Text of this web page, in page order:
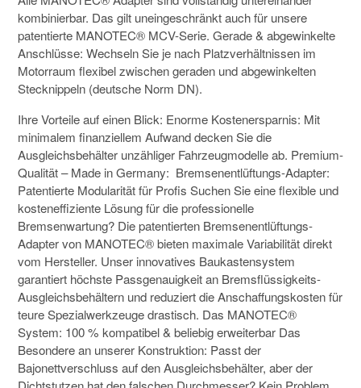
kombinierbar. Das gilt uneingeschränkt auch für unsere
patentierte MANOTEC® MCV-Serie. Gerade & abgewinkelte
Anschlüsse: Wechseln Sie je nach Platzverhältnissen im
Motorraum flexibel zwischen geraden und abgewinkelten
Stecknippeln (deutsche Norm DN).
Ihre Vorteile auf einen Blick: Enorme Kostenersparnis: Mit
minimalem finanziellem Aufwand decken Sie die
Ausgleichsbehälter unzähliger Fahrzeugmodelle ab. Premium-
Qualität – Made in Germany: Bremsenentlüftungs-Adapter:
Patentierte Modularität für Profis Suchen Sie eine flexible und
kosteneffiziente Lösung für die professionelle
Bremsenwartung? Die patentierten Bremsenentlüftungs-
Adapter von MANOTEC® bieten maximale Variabilität direkt
vom Hersteller. Unser innovatives Baukastensystem
garantiert höchste Passgenauigkeit an Bremsflüssigkeits-
Ausgleichsbehältern und reduziert die Anschaffungskosten für
teure Spezialwerkzeuge drastisch. Das MANOTEC®
System: 100 % kompatibel & beliebig erweiterbar Das
Besondere an unserer Konstruktion: Passt der
Bajonettverschluss auf den Ausgleichsbehälter, aber der